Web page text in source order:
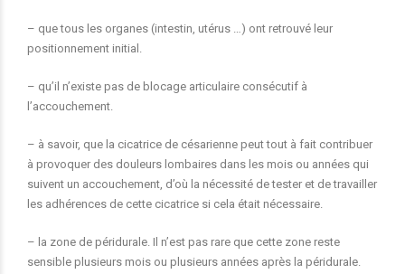
– que tous les organes (intestin, utérus …) ont retrouvé leur
positionnement initial.
– qu’il n’existe pas de blocage articulaire consécutif à
l’accouchement.
– à savoir, que la cicatrice de césarienne peut tout à fait contribuer
à provoquer des douleurs lombaires dans les mois ou années qui
suivent un accouchement, d’où la nécessité de tester et de travailler
les adhérences de cette cicatrice si cela était nécessaire.
– la zone de péridurale. Il n’est pas rare que cette zone reste
sensible plusieurs mois ou plusieurs années après la péridurale.